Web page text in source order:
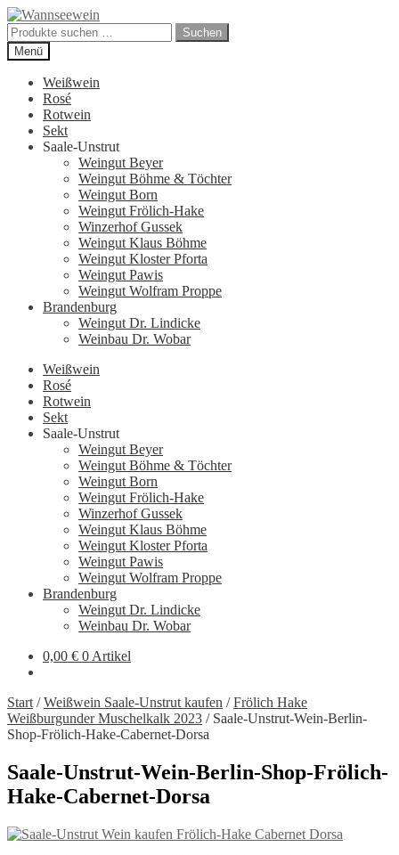
Zur
Navigation
springen
Zum
Inhalt
springen
Suchen
nach:
Suchen
Menü
Weißwein
Rosé
Rotwein
Sekt
Saale-Unstrut
Weingut Beyer
Weingut Böhme & Töchter
Weingut Born
Weingut Frölich-Hake
Winzerhof Gussek
Weingut Klaus Böhme
Weingut Kloster Pforta
Weingut Pawis
Weingut Wolfram Proppe
Brandenburg
Weingut Dr. Lindicke
Weinbau Dr. Wobar
Weißwein
Rosé
Rotwein
Sekt
Saale-Unstrut
Weingut Beyer
Weingut Böhme & Töchter
Weingut Born
Weingut Frölich-Hake
Winzerhof Gussek
Weingut Klaus Böhme
Weingut Kloster Pforta
Weingut Pawis
Weingut Wolfram Proppe
Brandenburg
Weingut Dr. Lindicke
Weinbau Dr. Wobar
0,00 € 0 Artikel
Start /Weißwein Saale-Unstrut kaufen /Frölich Hake
Weißburgunder Muschelkalk 2023 / Saale-Unstrut-Wein-Berlin-
Shop-Frölich-Hake-Cabernet-Dorsa
Saale-Unstrut-Wein-Berlin-Shop-Frölich-
Hake-Cabernet-Dorsa